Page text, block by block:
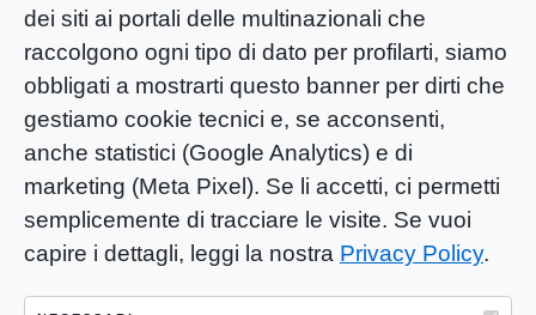
dei siti ai portali delle multinazionali che
raccolgono ogni tipo di dato per profilarti, siamo
obbligati a mostrarti questo banner per dirti che
gestiamo cookie tecnici e, se acconsenti,
anche statistici (Google Analytics) e di
marketing (Meta Pixel). Se li accetti, ci permetti
semplicemente di tracciare le visite. Se vuoi
capire i dettagli, leggi la nostra Privacy Policy.
Consigliati dall'editore
L’evoluzione dell’e-
commerce: perché
sempre più clienti
scelgono un unico shop
per tutto